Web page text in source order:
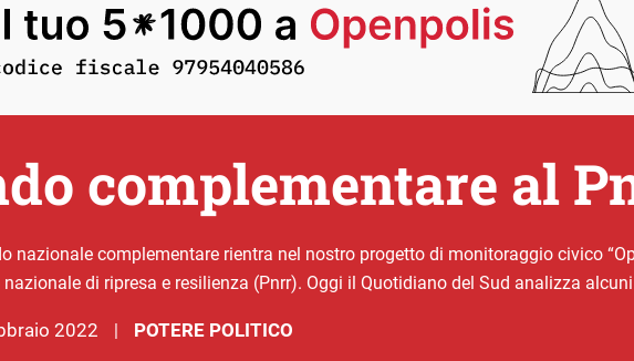
complementare al
nazionale complementare rientra nel nostro progetto di monitoraggio civico
di ripresa e resilienza (Pnrr). Oggi il Quotidiano del Sud analizza
2022 | POTERE POLITICO